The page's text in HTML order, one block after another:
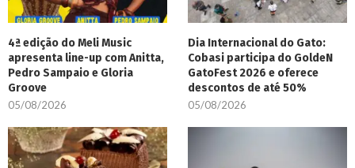
4ª edição do Meli Music
apresenta line-up com Anitta,
Pedro Sampaio e Gloria
Groove
05/08/2026
Dia Internacional do Gato:
Cobasi participa do GoldeN
GatoFest 2026 e oferece
descontos de até 50%
05/08/2026